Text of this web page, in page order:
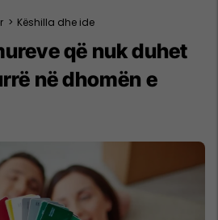
> Këshilla dhe ide
që nuk duhet
në dhomën e